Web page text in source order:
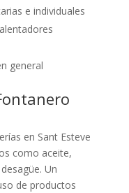
e individuales
general
en Sant Esteve
como aceite,
Un
de productos